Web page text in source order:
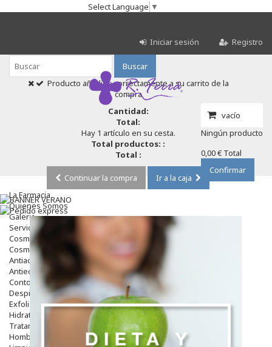
Select Language ▼
Iniciar sesión Registro
Buscar
vacío
Ningún producto
0,00 € Total
Confirmar
Producto añadido correctamente a su carrito de la
compra
Cantidad:
Total:
Hay 1 artículo en su cesta.
Total productos: :
Total :
Continuar la compra
Ir a la caja
La Farmacia
Quienes Somos
Galeria
Servicios
Cosmética
Cosmética Facial
Antiacné
Antiedad
Contorno De Ojos
Despigmentantes
Exfoliantes
Hidratantes
Tratamientos De Noche
Hombre